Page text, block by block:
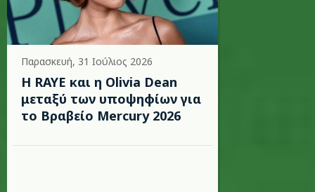
Παρασκευή, 31 Ιούλιος 2026
Η RAYE και η Olivia Dean
μεταξύ των υποψηφίων για
το Βραβείο Mercury 2026